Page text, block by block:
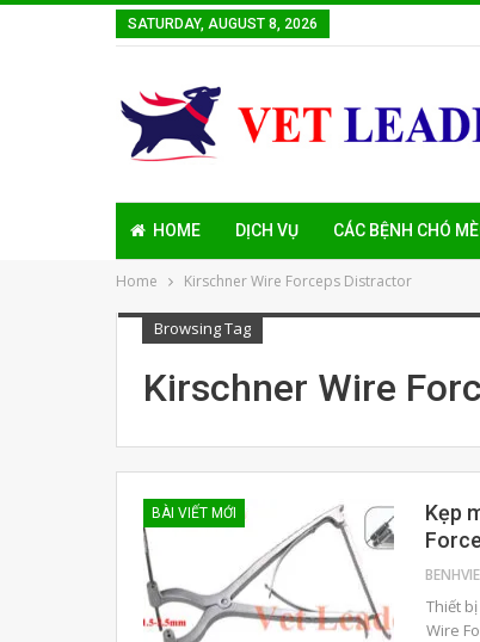
SATURDAY, AUGUST 8, 2026
HOME DỊCH VỤ CÁC BỆNH CHÓ
Home Kirschner Wire Forceps Distractor
Browsing Tag
Kirschner Wire
BÀI VIẾT MỚI
Kẹp
Thiết
Wire